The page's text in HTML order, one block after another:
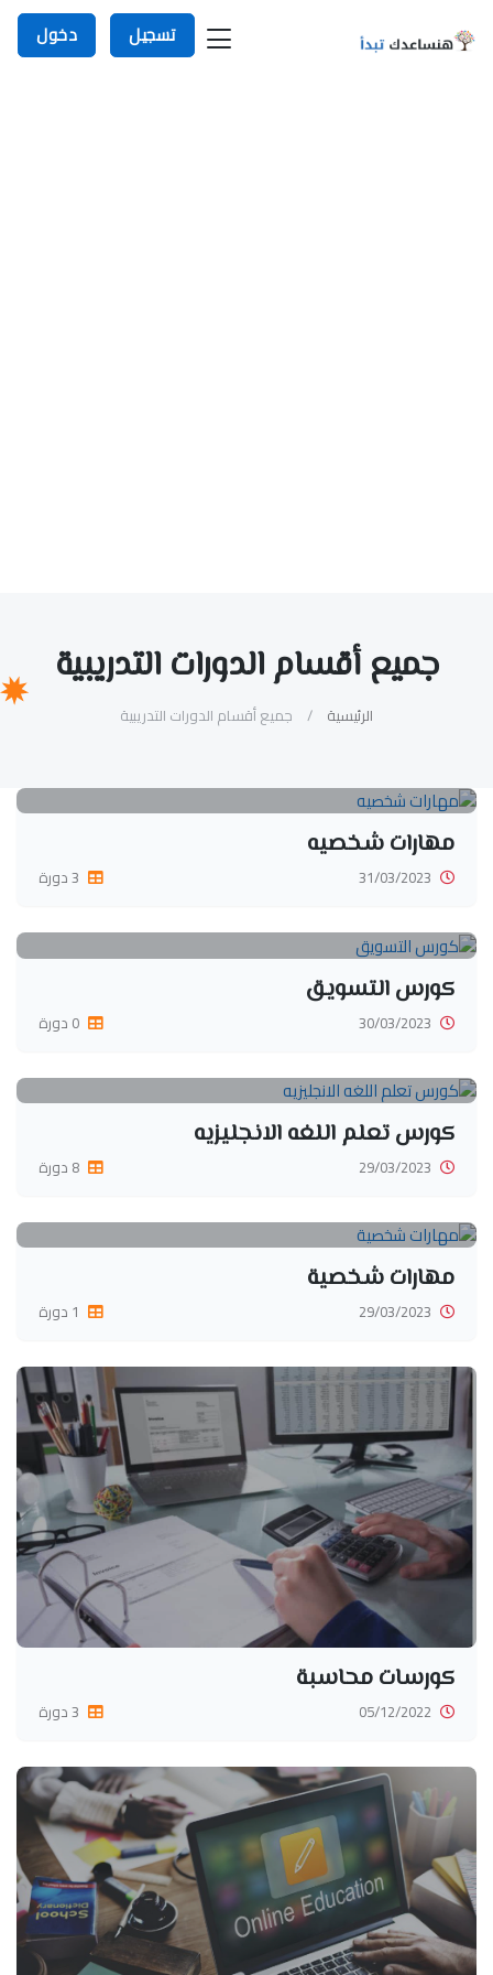
تسجيل دخول
جميع أقسام الدورات التدريبية
الرئيسية جميع أقسام الدورات التدريبية
مهارات شخصيه
31/03/2023 3 دورة
كورس التسويق
30/03/2023 0 دورة
كورس تعلم اللغه الانجليزيه
29/03/2023 8 دورة
مهارات شخصية
29/03/2023 1 دورة
كورسات محاسبة
05/12/2022 3 دورة